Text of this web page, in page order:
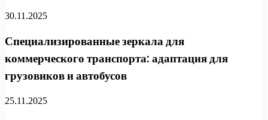
30.11.2025
Специализированные зеркала для
коммерческого транспорта: адаптация для
грузовиков и автобусов
25.11.2025